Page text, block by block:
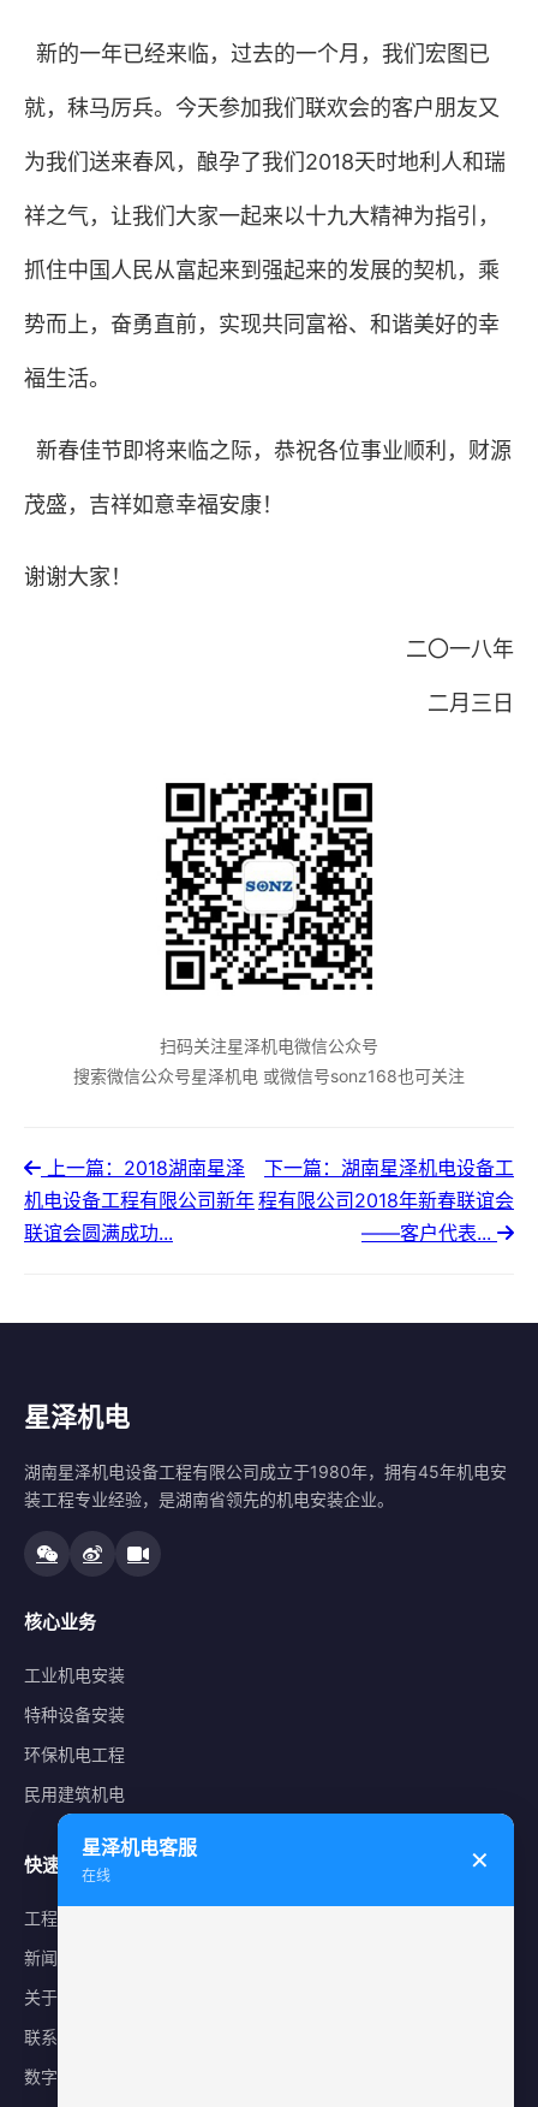
新的一年已经来临，过去的一个月，我们宏图已
就，秣马厉兵。今天参加我们联欢会的客户朋友又
为我们送来春风，酿孕了我们2018天时地利人和瑞
祥之气，让我们大家一起来以十九大精神为指引，
抓住中国人民从富起来到强起来的发展的契机，乘
势而上，奋勇直前，实现共同富裕、和谐美好的幸
福生活。
新春佳节即将来临之际，恭祝各位事业顺利，财源
茂盛，吉祥如意幸福安康！
谢谢大家！
二〇一八年
二月三日
扫码关注星泽机电微信公众号
搜索微信公众号星泽机电 或微信号sonz168也可关注
上一篇：2018湖南星泽
机电设备工程有限公司新年
联谊会圆满成功...
下一篇：湖南星泽机电设备工
程有限公司2018年新春联谊会
——客户代表...
星泽机电
湖南星泽机电设备工程有限公司成立于1980年，拥有45年机电安
装工程专业经验，是湖南省领先的机电安装企业。
核心业务
工业机电安装
特种设备安装
环保机电工程
民用建筑机电
快速导航
工程案例
新闻中心
关于星泽
联系我们
数字化平台
星泽机电客服
在线
✕